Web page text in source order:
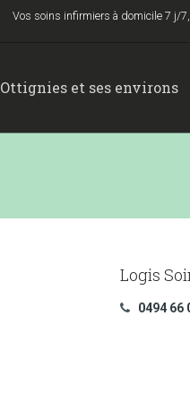
Vos soins infirmiers à domicile 7 j/
Ottignies et ses environs
Logis
0494 66